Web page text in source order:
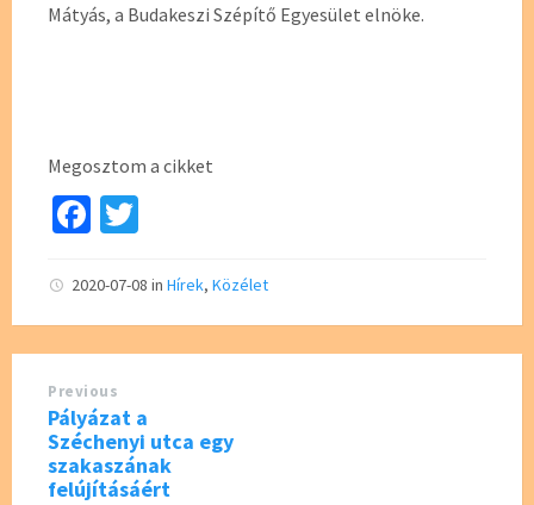
Mátyás, a Budakeszi Szépítő Egyesület elnöke.
Megosztom a cikket
Fa
b
o
o
k
tt
er
2020-07-08 in Hírek, Közélet
Previous
Pályázat a
Széchenyi utca egy
szakaszának
felújításáért